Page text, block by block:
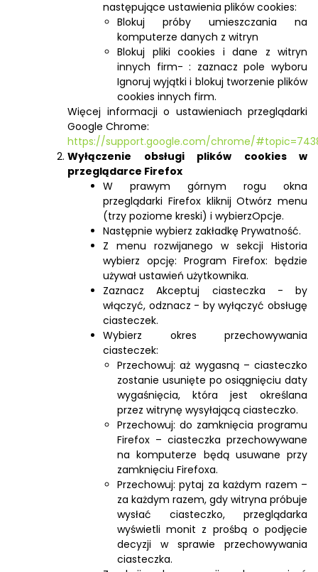
następujące ustawienia plików cookies:
Blokuj próby umieszczania na
komputerze danych z witryn
Blokuj pliki cookies i dane z witryn
innych firm- : zaznacz pole wyboru
Ignoruj wyjątki i blokuj tworzenie plików
cookies innych firm.
Więcej informacji o ustawieniach przeglądarki
Google Chrome:
https://support.google.com/chrome/
Wyłączenie obsługi plików cookies w
przeglądarce Firefox
W prawym górnym rogu okna
przeglądarki Firefox kliknij Otwórz menu
(trzy poziome kreski) i wybierzOpcje.
Następnie wybierz zakładkę Prywatność.
Z menu rozwijanego w sekcji Historia
wybierz opcję: Program Firefox: będzie
używał ustawień użytkownika.
Zaznacz Akceptuj ciasteczka - by
włączyć, odznacz - by wyłączyć obsługę
ciasteczek.
Wybierz okres przechowywania
ciasteczek:
Przechowuj: aż wygasną – ciasteczko
zostanie usunięte po osiągnięciu daty
wygaśnięcia, która jest określana
przez witrynę wysyłającą ciasteczko.
Przechowuj: do zamknięcia programu
Firefox – ciasteczka przechowywane
na komputerze będą usuwane przy
zamknięciu Firefoxa.
Przechowuj: pytaj za każdym razem –
za każdym razem, gdy witryna próbuje
wysłać ciasteczko, przeglądarka
wyświetli monit z prośbą o podjęcie
decyzji w sprawie przechowywania
ciasteczka.